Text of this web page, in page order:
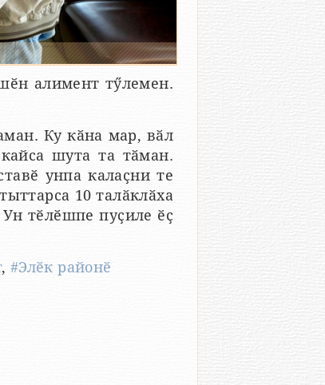
алимент тӳлемен.
Ку кӑна мар, вӑл
шута та тӑман.
унпа калаҫни те
10 талӑклӑха
тӗлӗшпе пуҫиле ӗҫ
, #Элӗк районӗ